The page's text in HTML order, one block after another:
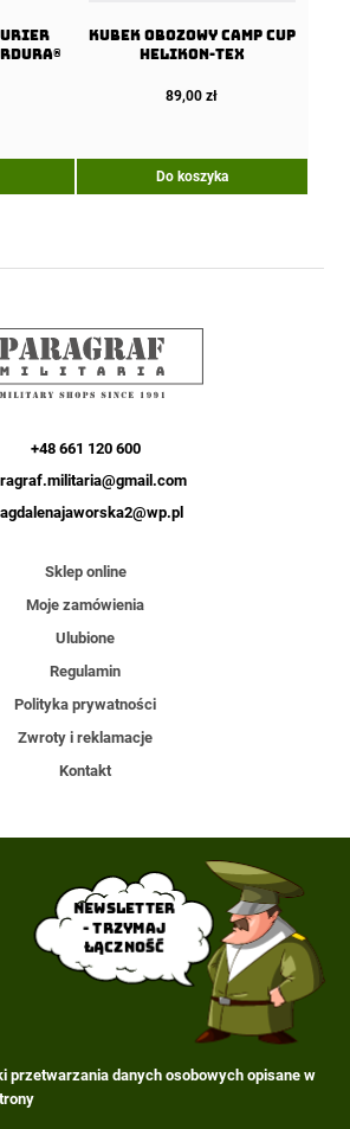
Kubek Obozowy CAMP CUP
Helikon-Tex
89,00zł
Do koszyka
+48 661 120 600
Sklep online
Moje zamówienia
Ulubione
Regulamin
Polityka prywatności
Zwroty i reklamacje
Kontakt
przetwarzania danych osobowych opisane w
Newsletter
- trzymaj
łączność